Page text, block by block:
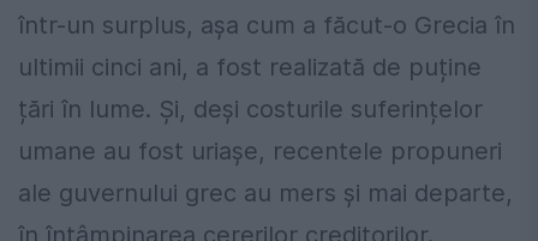
într-un surplus, așa cum a făcut-o Grecia în
ultimii cinci ani, a fost realizată de puține
țări în lume. Și, deși costurile suferințelor
umane au fost uriașe, recentele propuneri
ale guvernului grec au mers și mai departe,
în întâmpinarea cererilor creditorilor.